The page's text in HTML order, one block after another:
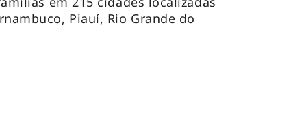
Piauí, Rio Grande do